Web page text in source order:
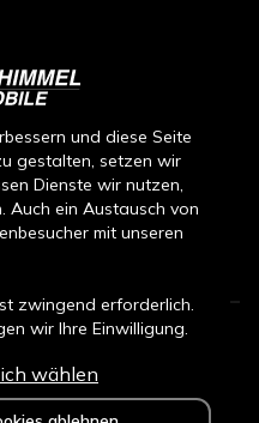
Alle Rechte vorbehalten.
und diese Seite
gestalten, setzen wir
Dienste wir nutzen,
Auch ein Austausch von
mit unseren
zwingend erforderlich.
wir Ihre Einwilligung.
akzeptieren“, willigen
in alle
wählen